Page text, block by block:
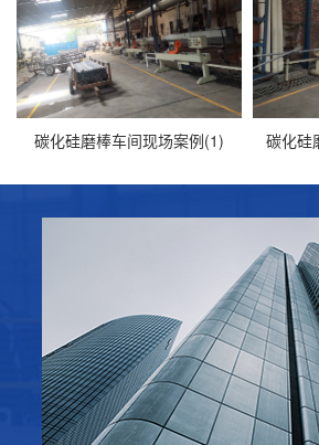
碳化硅磨棒车间现场案例(1) 碳化硅